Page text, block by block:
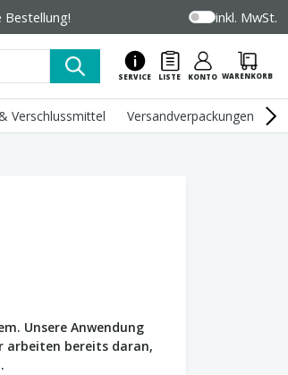
inkl. MwSt.
SERVICE LISTE KONTO WARENKORB
Verschlussmittel Versandverpackungen
Unsere Anwendung
bereits daran,